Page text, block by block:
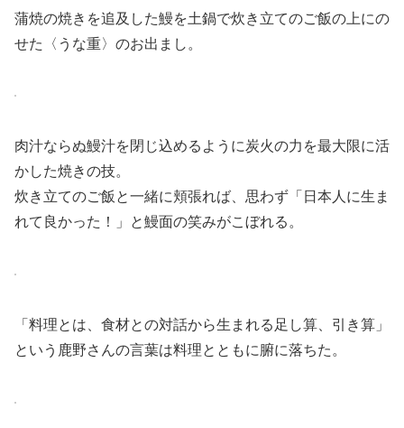
蒲焼の焼きを追及した鰻を土鍋で炊き立てのご飯の上にの
せた〈うな重〉のお出まし。
肉汁ならぬ鰻汁を閉じ込めるように炭火の力を最大限に活
かした焼きの技。
炊き立てのご飯と一緒に頬張れば、思わず「日本人に生ま
れて良かった！」と鰻面の笑みがこぼれる。
「料理とは、食材との対話から生まれる足し算、引き算」
という鹿野さんの言葉は料理とともに腑に落ちた。